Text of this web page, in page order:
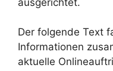
Der folgende Text
Informationen
aktuelle